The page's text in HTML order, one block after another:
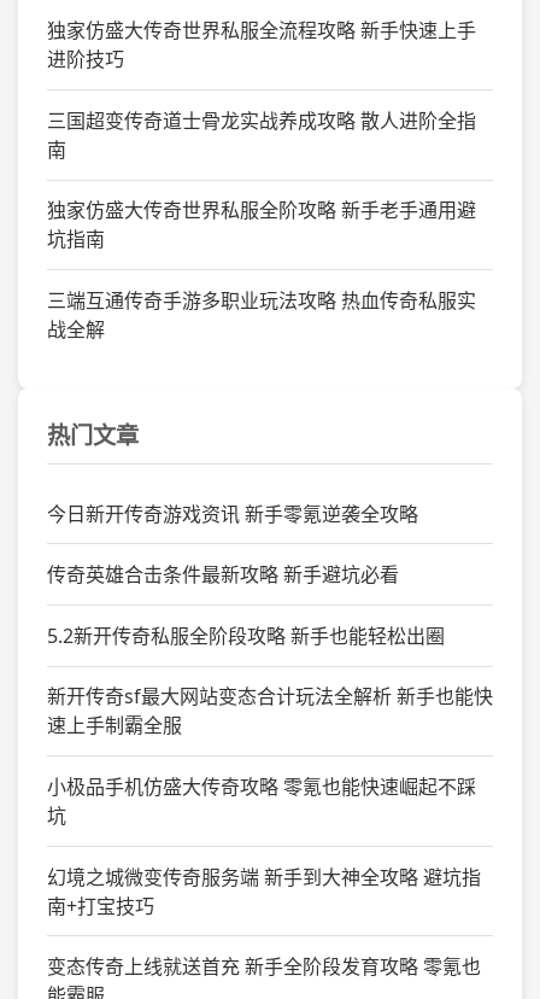
独家仿盛大传奇世界私服全流程攻略 新手快速上手
进阶技巧
三国超变传奇道士骨龙实战养成攻略 散人进阶全指
南
独家仿盛大传奇世界私服全阶攻略 新手老手通用避
坑指南
三端互通传奇手游多职业玩法攻略 热血传奇私服实
战全解
热门文章
今日新开传奇游戏资讯 新手零氪逆袭全攻略
传奇英雄合击条件最新攻略 新手避坑必看
5.2新开传奇私服全阶段攻略 新手也能轻松出圈
新开传奇sf最大网站变态合计玩法全解析 新手也能快
速上手制霸全服
小极品手机仿盛大传奇攻略 零氪也能快速崛起不踩
坑
幻境之城微变传奇服务端 新手到大神全攻略 避坑指
南+打宝技巧
变态传奇上线就送首充 新手全阶段发育攻略 零氪也